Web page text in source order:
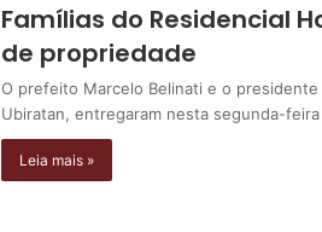
Famílias do Residencial
de propriedade
O prefeito Marcelo Belinati e o
Ubiratan, entregaram nesta segunda-
Leia mais »